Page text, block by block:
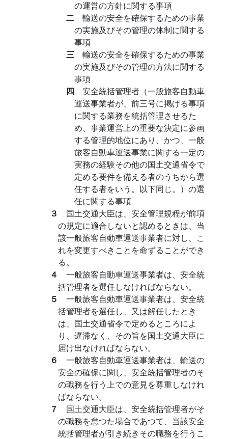
の運営の方針に関する事項
二 輸送の安全を確保するための事業
の実施及びその管理の体制に関する
事項
三 輸送の安全を確保するための事業
の実施及びその管理の方法に関する
事項
四 安全統括管理者（一般旅客自動車
運送事業者が、前三号に掲げる事項
に関する業務を統括管理させるた
め、事業運営上の重要な決定に参画
する管理的地位にあり、かつ、一般
旅客自動車運送事業に関する一定の
実務の経験その他の国土交通省令で
定める要件を備える者のうちから選
任する者をいう。以下同じ。）の選
任に関する事項
３ 国土交通大臣は、安全管理規程が前項
の規定に適合しないと認めるときは、当
該一般旅客自動車運送事業者に対し、こ
れを変更すべきことを命ずることができ
る。
４ 一般旅客自動車運送事業者は、安全統
括管理者を選任しなければならない。
５ 一般旅客自動車運送事業者は、安全統
括管理者を選任し、又は解任したとき
は、国土交通省令で定めるところによ
り、遅滞なく、その旨を国土交通大臣に
届け出なければならない。
６ 一般旅客自動車運送事業者は、輸送の
安全の確保に関し、安全統括管理者のそ
の職務を行う上での意見を尊重しなけれ
ばならない。
７ 国土交通大臣は、安全統括管理者がそ
の職務を怠つた場合であつて、当該安全
統括管理者が引き続きその職務を行うこ